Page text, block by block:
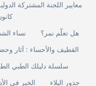
معايير اللجنة المشتركة
كانون
نساء
هل تعلّم نمر؟
القطيف والأحساء : آثار
سلسلة دليلك الطبي
الخبر في
جذور البلاء